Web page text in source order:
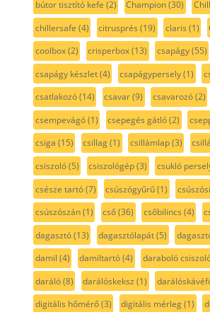
bútor tisztító kefe (2) Champion(30)
chillersafe (4) citrusprés (19) claris (1)
coolbox(2) crisperbox(13) csapágy(55)
csapágy készlet(4) csapágypersely(1)
csatlakozó(14) csavar(9) csavarozó(2)
csempevágó(1) csepegés gátló(2)
csiga (15) csillag(1) csillámlap(3)
csiszoló(5) csiszológép(3) csukló
csésze tartó(7) csúszógyűrű(1)
csúszószán(1) cső(36) csőbilincs (4)
dagasztó(13) dagasztólapát(5)
damil (4) damiltartó(4) daraboló
daráló(8) darálóskeksz (1)
digitális hőmérő(3) digitális mérleg(1)